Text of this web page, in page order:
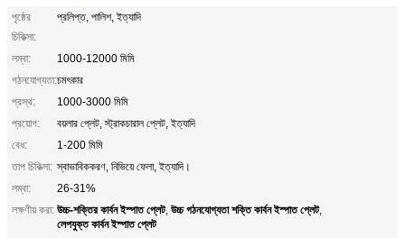
পৃষ্ঠের
চিকিত্সা:
প্রলিপ্ত, পালিশ, ইত্যাদি
লম্বা:
1000-12000 মিমি
গঠনযোগ্যতা:চমৎকার
প্রস্থ:
1000-3000 মিমি
প্রয়োগ:
বয়লার প্লেট, স্ট্রাকচারাল প্লেট, ইত্যাদি
বেধ:
1-200 মিমি
তাপ চিকিত্সা: স্বাভাবিককরণ, নিভিয়ে ফেলা, ইত্যাদি।
লম্বা:
26-31%
লক্ষণীয় করা: উচ্চ-শক্তির কার্বন ইস্পাত প্লেট, উচ্চ গঠনযোগ্যতা শক্তি কার্বন ইস্পাত প্লেট,
লেপযুক্ত কার্বন ইস্পাত প্লেট